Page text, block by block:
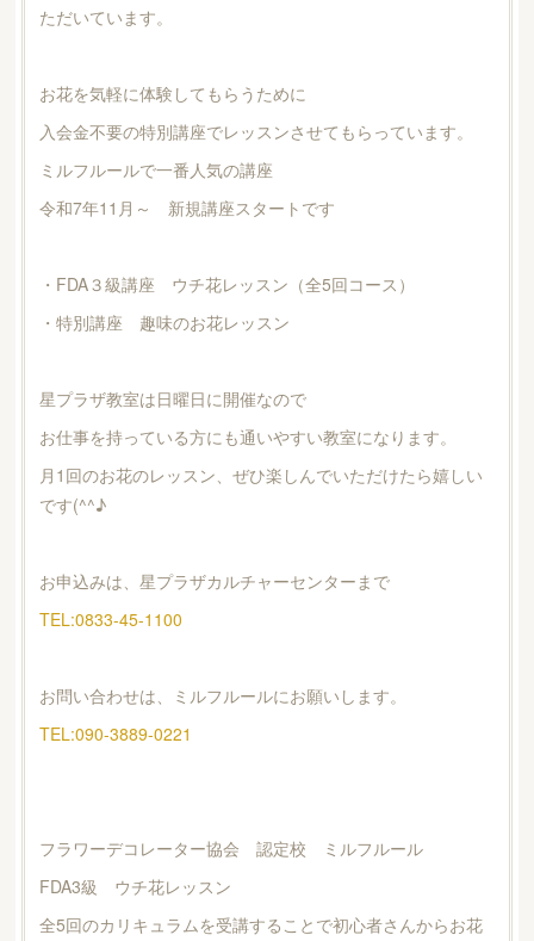
ただいています。
お花を気軽に体験してもらうために
入会金不要の特別講座でレッスンさせてもらっています。
ミルフルールで一番人気の講座
令和7年11月～ 新規講座スタートです
・FDA３級講座 ウチ花レッスン（全5回コース）
・特別講座 趣味のお花レッスン
星プラザ教室は日曜日に開催なので
お仕事を持っている方にも通いやすい教室になります。
月1回のお花のレッスン、ぜひ楽しんでいただけたら嬉しい
です(^^♪
お申込みは、星プラザカルチャーセンターまで
TEL:0833-45-1100
お問い合わせは、ミルフルールにお願いします。
TEL:090-3889-0221
フラワーデコレーター協会 認定校 ミルフルール
FDA3級 ウチ花レッスン
全5回のカリキュラムを受講することで初心者さんからお花